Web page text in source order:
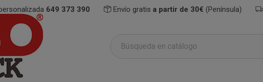
649 373 390 Envío gratis a partir de 30€ (Península)